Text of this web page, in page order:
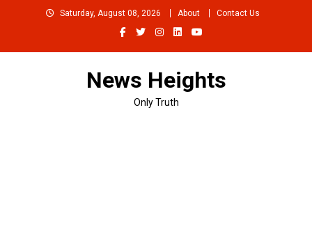
Saturday, August 08, 2026 About Contact Us
News Heights
Only Truth